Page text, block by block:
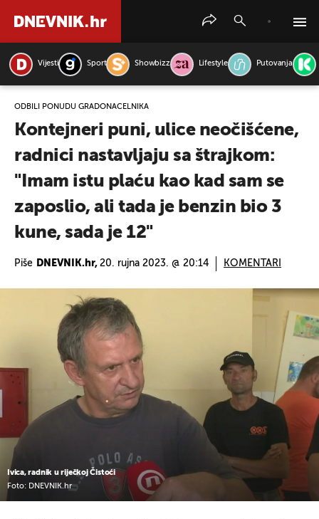
Vijesti Sport Showbizz Lifestyle Putovanja
ODBILI PONUDU GRADONAČELNIKA
Kontejneri puni, ulice neočišćene,
radnici nastavljaju sa štrajkom:
"Imam istu plaću kao kad sam se
zaposlio, ali tada je benzin bio 3
kune, sada je 12"
Piše DNEVNIK.hr, 20. rujna 2023. @ 20:14 KOMENTARI
Ivica, radnik u riječkoj Čistoći
Foto: DNEVNIK.hr
PRETRAŽITE VIJESTI